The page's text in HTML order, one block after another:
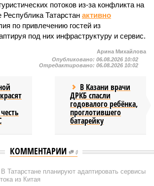
потоков из-за конфликта на
Татарстан активно
по привлечению гостей из
под них инфраструктуру и сервис.
Арина Михайлова
Опубликовано: 06.08.2026 10:02
Отредактировано: 06.08.2026 10:02
В Казани врачи
ДРКБ спасли
годовалого ребёнка,
проглотившего
батарейку
КОММЕНТАРИИ 0
В Татарстане планируют адаптировать сервисы
из Китая